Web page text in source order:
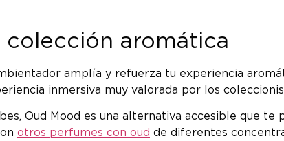
aromática
amplía y refuerza tu experiencia
inmersiva muy valorada por los
Oud Mood es una alternativa accesible que
otros perfumes con oud de diferentes